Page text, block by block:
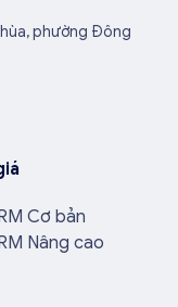
phường Đông
Cơ bản
Nâng cao